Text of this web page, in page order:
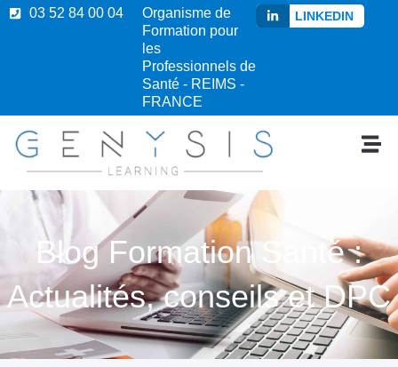
03 52 84 00 04
Organisme de
Formation pour
les
Professionnels de
Santé - REIMS -
FRANCE
LINKEDIN
Blog Formation Santé :
Actualités, conseils et DPC